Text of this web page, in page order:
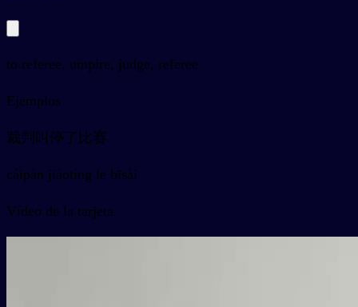
to referee, umpire, judge, referee
Ejemplos
裁判叫停了比赛
cáipàn jiàotíng le bǐsài
Vídeo de la tarjeta